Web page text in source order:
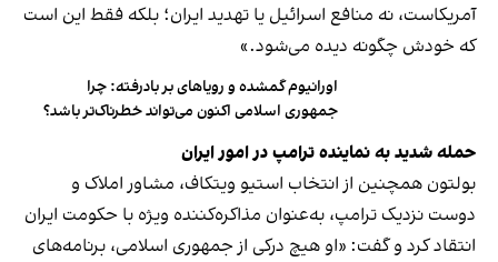
آمریکاست، نه منافع اسرائیل یا تهدید ایران؛ بلکه فقط این است
که خودش چگونه دیده می‌شود.»
اورانیوم گمشده و رویاهای بر بادرفته: چرا
جمهوری اسلامی اکنون می‌تواند خطرناک‌تر باشد؟
حمله شدید به نماینده ترامپ در امور ایران
بولتون همچنین از انتخاب استیو ویتکاف، مشاور املاک و
دوست نزدیک ترامپ، به‌عنوان مذاکره‌کننده ویژه با حکومت ایران
انتقاد کرد و گفت: «او هیچ درکی از جمهوری اسلامی، برنامه‌های